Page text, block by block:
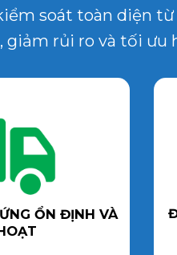
soát toàn diện
rủi ro và tối
ỔN ĐỊNH VÀ